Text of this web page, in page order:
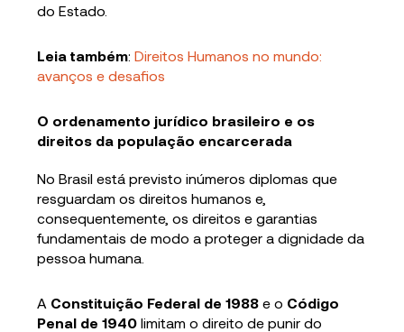
do Estado.
Leia também:Direitos Humanos no mundo:
avanços e desafios
O ordenamento jurídico brasileiro e os
direitos da população encarcerada
No Brasil está previsto inúmeros diplomas que
resguardam os direitos humanos e,
consequentemente, os direitos e garantias
fundamentais de modo a proteger a dignidade da
pessoa humana.
A Constituição Federal de 1988 e o Código
Penal de 1940 limitam o direito de punir do